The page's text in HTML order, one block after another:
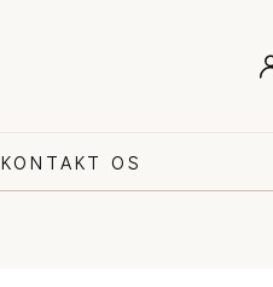
KONTAKT OS